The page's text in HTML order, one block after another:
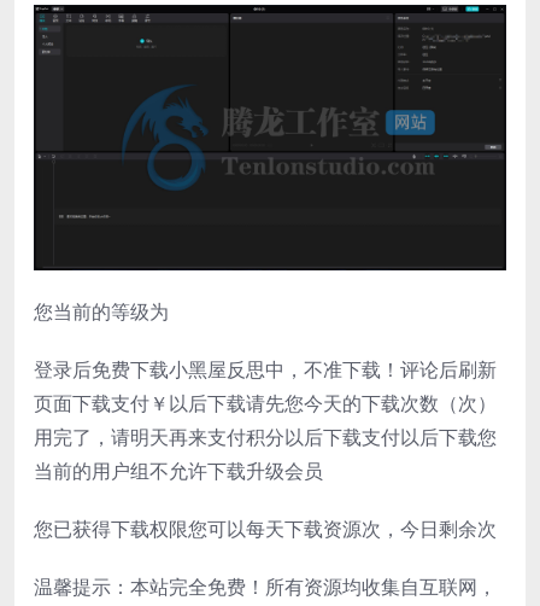
您当前的等级为
登录后免费下载小黑屋反思中，不准下载！评论后刷新
页面下载支付￥以后下载请先您今天的下载次数（次）
用完了，请明天再来支付积分以后下载支付以后下载您
当前的用户组不允许下载升级会员
您已获得下载权限您可以每天下载资源次，今日剩余次
温馨提示：本站完全免费！所有资源均收集自互联网，